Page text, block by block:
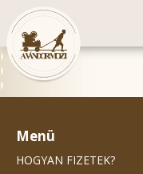
Menü
HOGYAN FIZETEK?